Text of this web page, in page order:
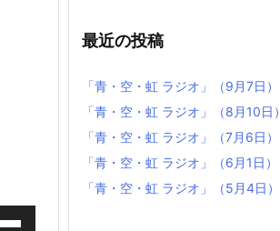
最近の投稿
「青・空・虹 ラジオ」（9月7日）
「青・空・虹 ラジオ」（8月10日）
「青・空・虹 ラジオ」（7月6日）
「青・空・虹 ラジオ」（6月1日）
「青・空・虹 ラジオ」（5月4日）